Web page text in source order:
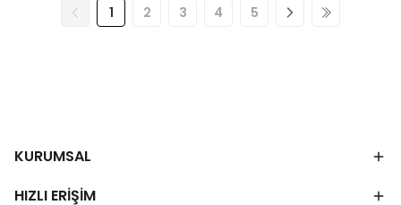
1 2 3 4 5
KURUMSAL
HIZLI ERİŞİM